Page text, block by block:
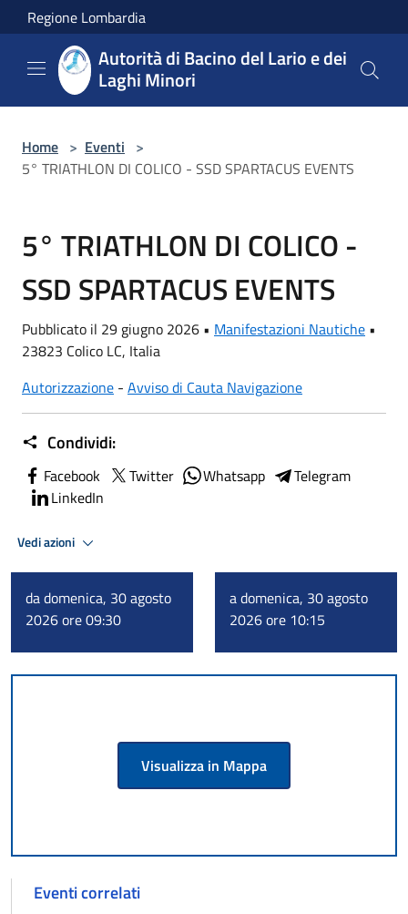
Salta al contenuto principale
Regione Lombardia
Autorità di Bacino del Lario e dei
Laghi Minori
Home > Eventi >
5° TRIATHLON DI COLICO - SSD SPARTACUS EVENTS
5° TRIATHLON DI COLICO -
SSD SPARTACUS EVENTS
Pubblicato il 29 giugno 2026 • Manifestazioni Nautiche •
23823 Colico LC, Italia
Autorizzazione - Avviso di Cauta Navigazione
Condividi:
Facebook Twitter Whatsapp
Telegram
LinkedIn
Vedi azioni
da domenica, 30 agosto
2026 ore 09:30
a domenica, 30 agosto
2026 ore 10:15
Visualizza in Mappa
Eventi correlati